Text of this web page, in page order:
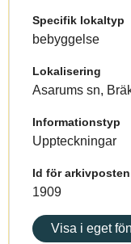
Specifik lokaltyp
bebyggelse
Lokalisering
Asarums sn,
Informationstyp
Uppteckningar
Id för arkivposten
1909
Visa i eget